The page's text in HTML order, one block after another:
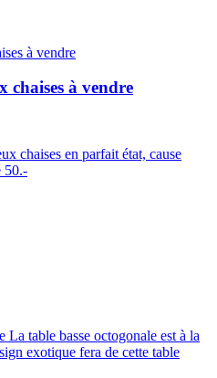
chaises à vendre
chaises en parfait état, cause
50.-
table basse octogonale est à la
exotique fera de cette table